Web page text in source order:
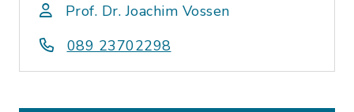
Prof. Dr. Joachim Vossen
089 23702298